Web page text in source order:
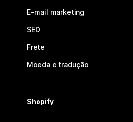
E-mail marketing
SEO
Frete
Moeda e tradução
Shopify